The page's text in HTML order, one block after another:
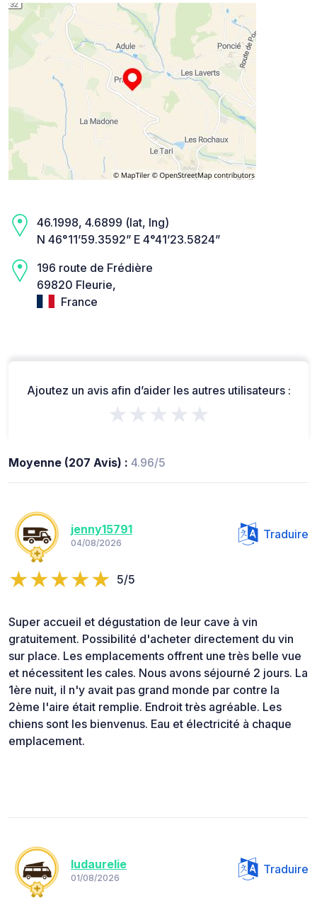
46.1998, 4.6899 (lat, lng)
N 46°11’59.3592” E 4°41’23.5824”
196 route de Frédière
69820 Fleurie,
France
Ajoutez un avis afin d’aider les autres utilisateurs :
★★★★★
Moyenne (207 Avis) : 4.96/5
jenny15791
04/08/2026
Traduire
5/5
Super accueil et dégustation de leur cave à vin
gratuitement. Possibilité d'acheter directement du vin
sur place. Les emplacements offrent une très belle vue
et nécessitent les cales. Nous avons séjourné 2 jours. La
1ère nuit, il n'y avait pas grand monde par contre la
2ème l'aire était remplie. Endroit très agréable. Les
chiens sont les bienvenus. Eau et électricité à chaque
emplacement.
ludaurelie
01/08/2026
Traduire